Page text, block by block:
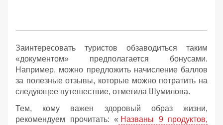
Заинтересовать туристов обзаводиться таким
«документом» предполагается бонусами.
Например, можно предложить начисление баллов
за полезные отзывы, которые можно потратить на
следующее путешествие, отметила Шумилова.
Тем, кому важен здоровый образ жизни,
рекомендуем прочитать: « Названы 9 продуктов,